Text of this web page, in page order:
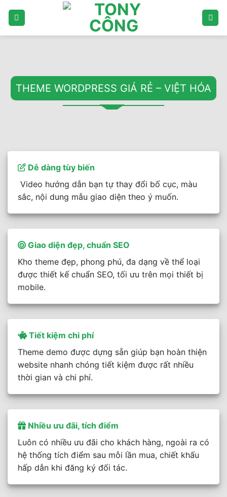
THEME WORDPRESS GIÁ RẺ – VIỆT HÓA
Dễ dàng tùy biến
Video hướng dẫn bạn tự thay đổi bố cục, màu
sắc, nội dung mẫu giao diện theo ý muốn.
Giao diện đẹp, chuẩn SEO
Kho theme đẹp, phong phú, đa dạng về thể loại
được thiết kế chuẩn SEO, tối ưu trên mọi thiết bị
mobile.
Tiết kiệm chi phí
Theme demo được dựng sẵn giúp bạn hoàn thiện
website nhanh chóng tiết kiệm được rất nhiều
thời gian và chi phí.
Nhiều ưu đãi, tích điểm
Luôn có nhiều ưu đãi cho khách hàng, ngoài ra có
hệ thống tích điểm sau mỗi lần mua, chiết khấu
hấp dẫn khi đăng ký đối tác.